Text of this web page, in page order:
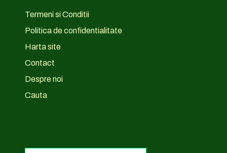
Termeni si Conditii
Politica de confidentialitate
Harta site
Contact
Despre noi
Cauta